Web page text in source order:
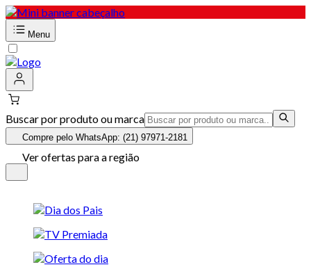
Menu
Buscar por produto ou marca
Compre pelo WhatsApp: (21) 97971-2181
Ver ofertas para a região